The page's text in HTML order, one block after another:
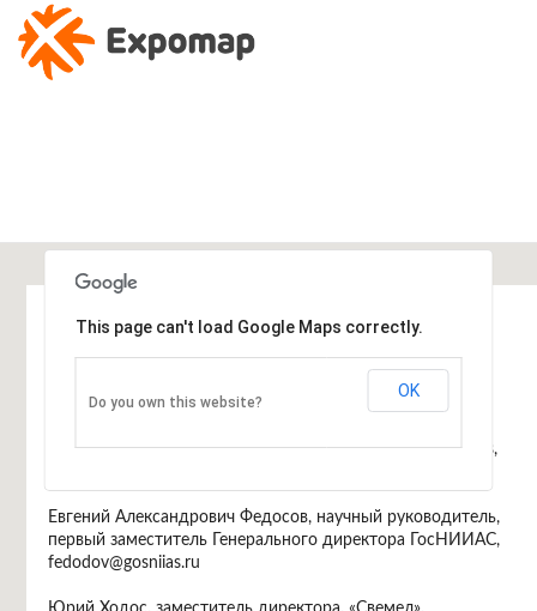
This page can't load Google Maps correctly.
Do you own this website?
OK
Программный комитет
arut@ispras.ru
Дмитрий Завалишин, генеральный директор DZ Systems,
Евгений Александрович Федосов, научный руководитель,
первый заместитель Генерального директора ГосНИИАС,
fedodov@gosniias.ru